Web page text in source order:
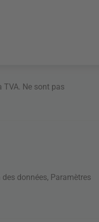
Ne sont pas
données, Paramètres